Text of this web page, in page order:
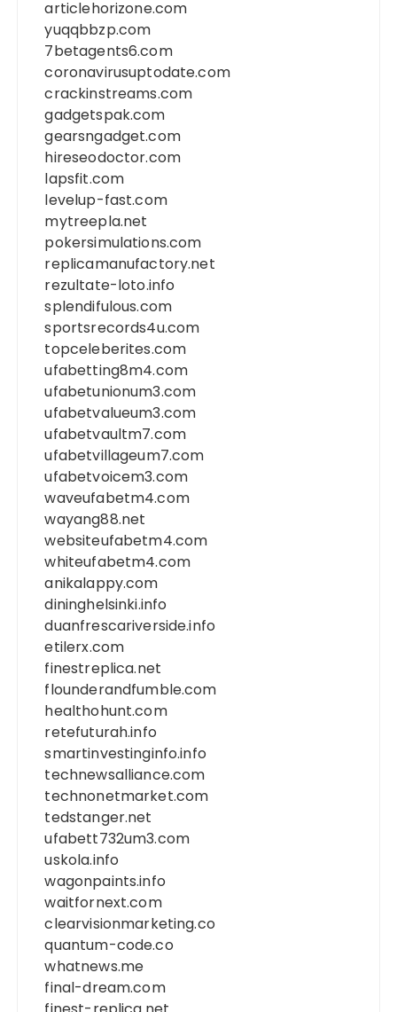
articlehorizone.com
yuqqbbzp.com
7betagents6.com
coronavirusuptodate.com
crackinstreams.com
gadgetspak.com
gearsngadget.com
hireseodoctor.com
lapsfit.com
levelup-fast.com
mytreepla.net
pokersimulations.com
replicamanufactory.net
rezultate-loto.info
splendifulous.com
sportsrecords4u.com
topceleberites.com
ufabetting8m4.com
ufabetunionum3.com
ufabetvalueum3.com
ufabetvaultm7.com
ufabetvillageum7.com
ufabetvoicem3.com
waveufabetm4.com
wayang88.net
websiteufabetm4.com
whiteufabetm4.com
anikalappy.com
dininghelsinki.info
duanfrescariverside.info
etilerx.com
finestreplica.net
flounderandfumble.com
healthohunt.com
retefuturah.info
smartinvestinginfo.info
technewsalliance.com
technonetmarket.com
tedstanger.net
ufabett732um3.com
uskola.info
wagonpaints.info
waitfornext.com
clearvisionmarketing.co
quantum-code.co
whatnews.me
final-dream.com